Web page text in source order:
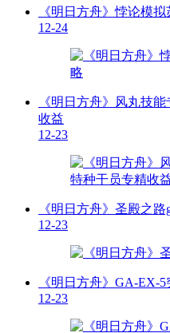
《明日方舟》悖论模
12-24
《明日方舟》风丸技
收益
12-23
《明日方舟》圣殿之
12-23
《明日方舟》GA-EX-
12-23